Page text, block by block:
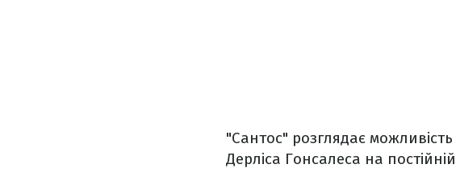
"Сантос" розглядає
Дерліса Гонсалеса на